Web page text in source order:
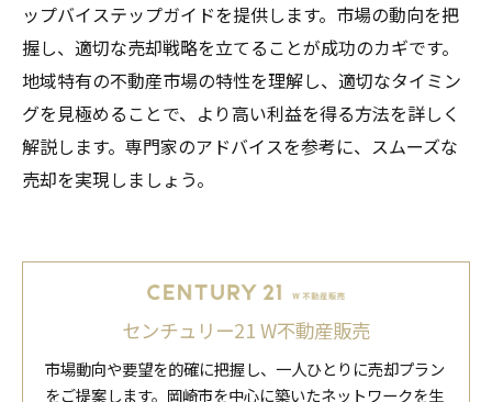
ップバイステップガイドを提供します。市場の動向を把
握し、適切な売却戦略を立てることが成功のカギです。
地域特有の不動産市場の特性を理解し、適切なタイミン
グを見極めることで、より高い利益を得る方法を詳しく
解説します。専門家のアドバイスを参考に、スムーズな
売却を実現しましょう。
センチュリー21 W不動産販売
市場動向や要望を的確に把握し、一人ひとりに売却プラン
をご提案します。岡崎市を中心に築いたネットワークを生